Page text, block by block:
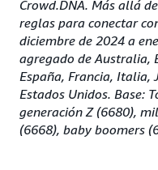
Crowd.DNA. Más allá
reglas para conectar
diciembre de 2024 a
agregado de Australia,
España, Francia, Italia,
Estados Unidos. Base:
generación Z (6680),
(6668), baby boomers